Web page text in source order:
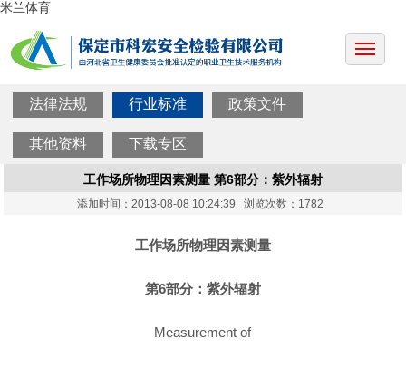
米兰体育
法律法规 行业标准 政策文件
其他资料 下载专区
工作场所物理因素测量 第6部分：紫外辐射
添加时间：2013-08-08 10:24:39 浏览次数：1782
工作场所物理因素测量
第6部分：紫外辐射
Measurement of